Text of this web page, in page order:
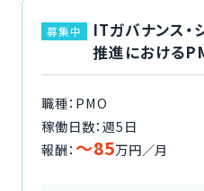
募集中
ITガバナンス
推進における
職種：PMO
稼働日数：週5日
報酬： 〜85万円／月